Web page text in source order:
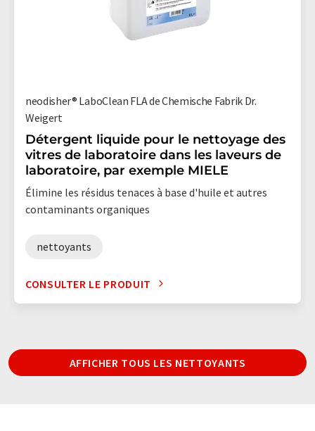
neodisher® LaboClean FLA de Chemische Fabrik Dr.
Weigert
Détergent liquide pour le nettoyage des
vitres de laboratoire dans les laveurs de
laboratoire, par exemple MIELE
Élimine les résidus tenaces à base d'huile et autres
contaminants organiques
nettoyants
CONSULTER LE PRODUIT
AFFICHER TOUS LES NETTOYANTS